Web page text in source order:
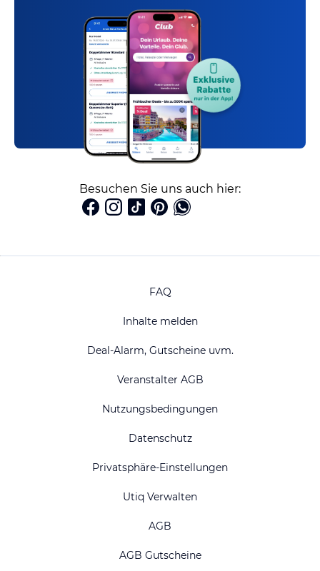
Besuchen Sie uns auch hier:
FAQ
Inhalte melden
Deal-Alarm, Gutscheine uvm.
Veranstalter AGB
Nutzungsbedingungen
Datenschutz
Privatsphäre-Einstellungen
Utiq Verwalten
AGB
AGB Gutscheine